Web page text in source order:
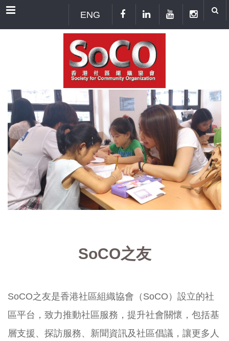
Menu ENG
SoCO之友
SoCO之友是香港社區組織協會（SoCO）設立的社
區平台，致力推動社區服務，提升社會關懷，包括基
層支援、探訪服務、新聞資訊及社區倡議，讓更多人